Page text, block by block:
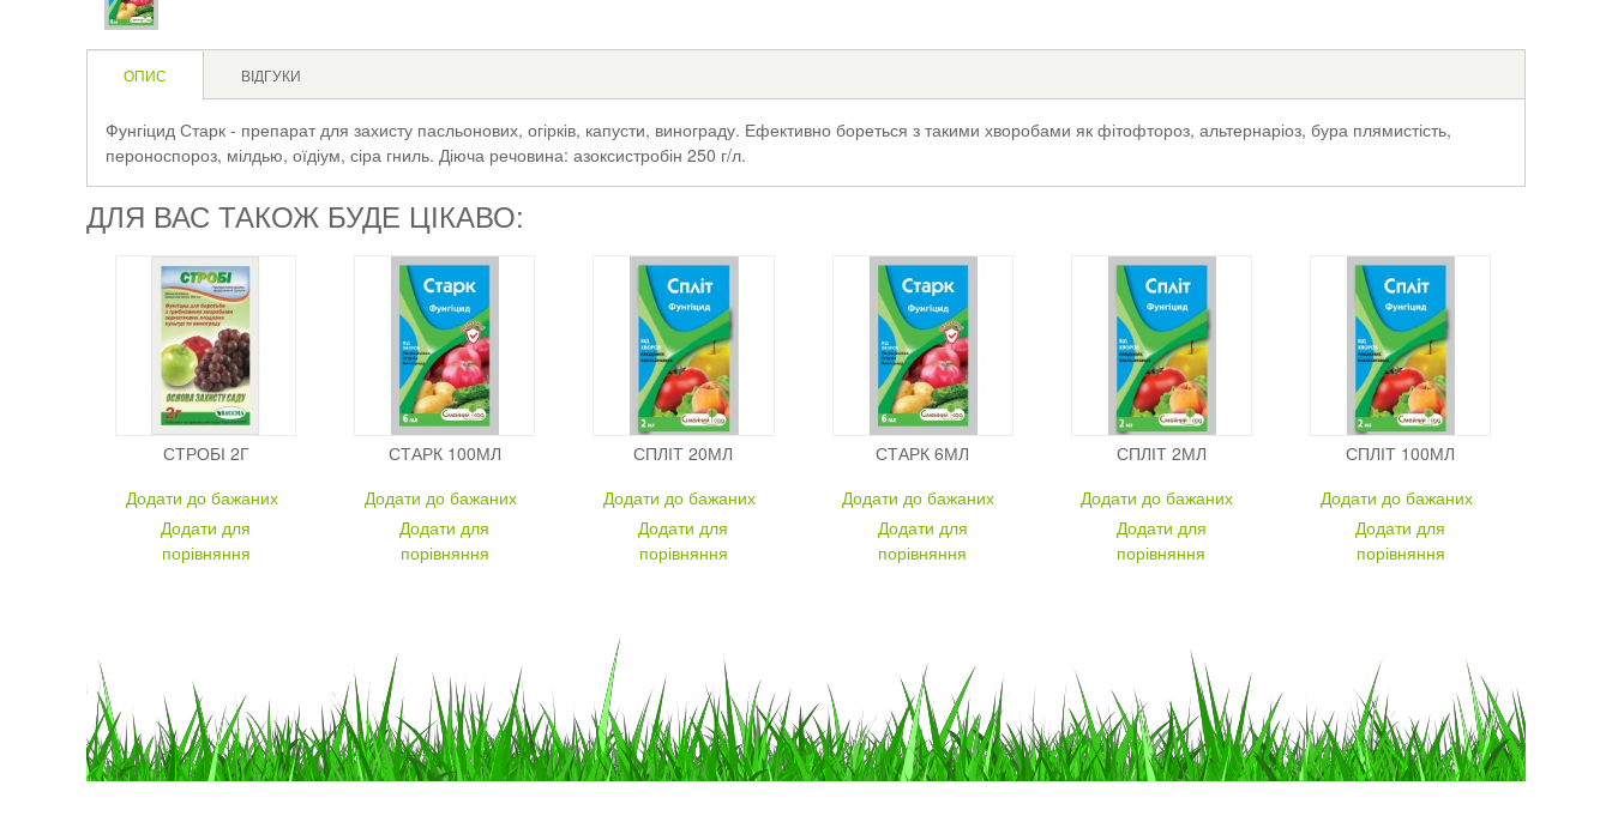
ОПИС ВІДГУКИ
Фунгіцид Старк - препарат для захисту пасльонових, огірків, капусти, винограду. Ефективно бореться з такими хворобами як фітофтороз, альтернаріоз, бура плямистість,
пероноспороз, мілдью, оїдіум, сіра гниль. Діюча речовина: азоксистробін 250 г/л.
ДЛЯ ВАС ТАКОЖ БУДЕ ЦІКАВО:
СТРОБІ 2Г
Додати до бажаних
Додати для
порівняння
СТАРК 100МЛ
Додати до бажаних
Додати для
порівняння
СПЛІТ 20МЛ
Додати до бажаних
Додати для
порівняння
СТАРК 6МЛ
Додати до бажаних
Додати для
порівняння
СПЛІТ 2МЛ
Додати до бажаних
Додати для
порівняння
СПЛІТ 100МЛ
Додати до бажаних
Додати для
порівняння